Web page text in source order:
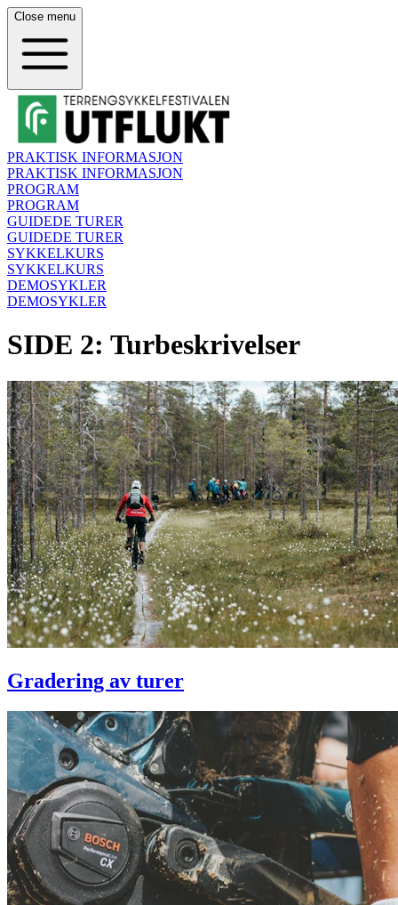
Close menu
PRAKTISK INFORMASJON
PRAKTISK INFORMASJON
PROGRAM
PROGRAM
GUIDEDE TURER
GUIDEDE TURER
SYKKELKURS
SYKKELKURS
DEMOSYKLER
DEMOSYKLER
SIDE 2: Turbeskrivelser
Gradering av turer